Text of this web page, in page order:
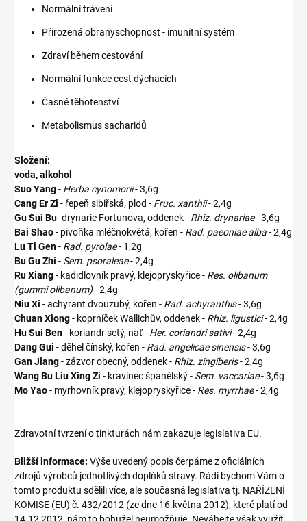
Normální trávení
Přirozená obranyschopnost - imunitní systém
Zdraví během cestování
Normální funkce cest dýchacích
Časné těhotenství
Metabolismus sacharidů
Složení:
voda, alkohol
Suo Yang- Herba cynomorii- 3,6g
Cang Er Zi - řepeň sibiřská, plod - Fruc. xanthii- 2,4g
Gu Sui Bu- drynarie Fortunova, oddenek - Rhiz. drynariae- 3,6g
Bai Shao- pivoňka mléčnokvětá, kořen - Rad. paeoniae alba- 2,4g
Lu Ti Gen- Rad. pyrolae- 1,2g
Bu Gu Zhi - Sem. psoraleae- 2,4g
Ru Xiang- kadidlovník pravý, klejopryskyřice - Res. olibanum
(gummi olibanum)- 2,4g
Niu Xi - achyrant dvouzubý, kořen - Rad. achyranthis- 3,6g
Chuan Xiong- koprníček Wallichův, oddenek - Rhiz. ligustici- 2,4g
Hu Sui Ben- koriandr setý, nať - Her. coriandri sativi- 2,4g
Dang Gui - děhel čínský, kořen - Rad. angelicae sinensis- 3,6g
Gan Jiang- zázvor obecný, oddenek - Rhiz. zingiberis- 2,4g
Wang Bu Liu Xing Zi - kravinec španělský - Sem. vaccariae- 3,6g
Mo Yao- myrhovník pravý, klejopryskyřice - Res. myrrhae- 2,4g
Zdravotní tvrzení o tinkturách nám zakazuje legislativa EU.
Bližší informace: Výše uvedený popis čerpáme z oficiálních
zdrojů výrobců jednotlivých doplňků stravy. Rádi bychom Vám o
tomto produktu sdělili více, ale současná legislativa tj. NAŘÍZENÍ
KOMISE (EU) č. 432/2012 (ze dne 16.května 2012), které platí od